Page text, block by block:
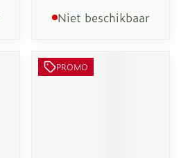
Niet beschikbaar
PROMO